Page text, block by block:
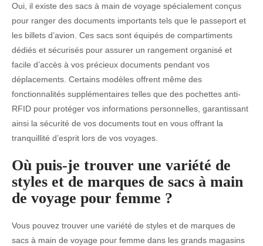
Oui, il existe des sacs à main de voyage spécialement conçus
pour ranger des documents importants tels que le passeport et
les billets d’avion. Ces sacs sont équipés de compartiments
dédiés et sécurisés pour assurer un rangement organisé et
facile d’accès à vos précieux documents pendant vos
déplacements. Certains modèles offrent même des
fonctionnalités supplémentaires telles que des pochettes anti-
RFID pour protéger vos informations personnelles, garantissant
ainsi la sécurité de vos documents tout en vous offrant la
tranquillité d’esprit lors de vos voyages.
Où puis-je trouver une variété de
styles et de marques de sacs à main
de voyage pour femme ?
Vous pouvez trouver une variété de styles et de marques de
sacs à main de voyage pour femme dans les grands magasins